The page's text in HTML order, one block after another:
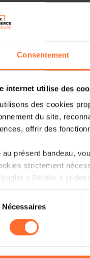
Consentement
internet utilise des
des cookies
du site,
offrir des
au présent bandeau,
strictement
« Détails » ci-
que la
refus de tous les
Nécessaires